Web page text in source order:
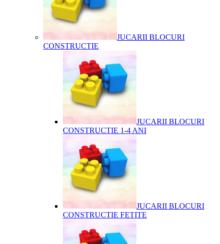
JUCARII BLOCURI
CONSTRUCTIE
JUCARII BLOCURI
CONSTRUCTIE 1-4 ANI
JUCARII BLOCURI
CONSTRUCTIE FETITE